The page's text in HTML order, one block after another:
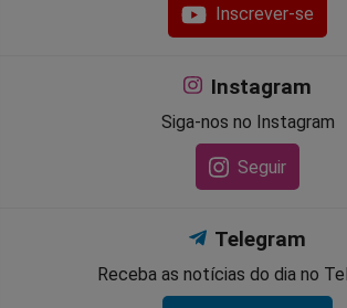
Inscrever-se
Instagram
Siga-nos no Instagram
Seguir
Telegram
Receba as notícias do dia no